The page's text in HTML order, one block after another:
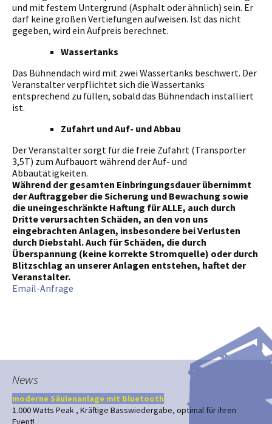
und mit festem Untergrund (Asphalt oder ähnlich) sein. Er
darf keine großen Vertiefungen aufweisen. Ist das nicht
gegeben, wird ein Aufpreis berechnet.
Wassertanks
Das Bühnendach wird mit zwei Wassertanks beschwert. Der
Veranstalter verpflichtet sich die Wassertanks
entsprechend zu füllen, sobald das Bühnendach installiert
ist.
Zufahrt und Auf- und Abbau
Der Veranstalter sorgt für die freie Zufahrt (Transporter
3,5T) zum Aufbauort während der Auf- und
Abbautätigkeiten.
Während der gesamten Einbringungsdauer übernimmt
der Auftraggeber die Sicherung und Bewachung sowie
die uneingeschränkte Haftung für ALLE, auch durch
Dritte verursachten Schäden, an den von uns
eingebrachten Anlagen, insbesondere bei Verlusten
durch Diebstahl. Auch für Schäden, die durch
Überspannung (keine korrekte Stromquelle) oder durch
Blitzschlag an unserer Anlagen entstehen, haftet der
Veranstalter.
Email-Anfrage
News
moderne Säulenanlage mit Bluetooth
1.000 Watts Peak , Kräftige Basswiedergabe, optimal für ihren
Event!